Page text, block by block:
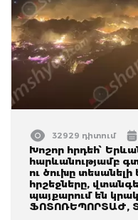
32929 դիտում
Խոշոր հրդեհ՝
հարևանությամբ
ու ծուխը տեսանելի
հրշեջները,
պայքարում են
ՖՈՏՈՌԵՊՈՐՏԱԺ,